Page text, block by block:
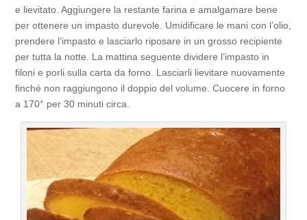
e lievitato. Aggiungere la restante farina e amalgamare bene
per ottenere un impasto durevole. Umidificare le mani con l’olio,
prendere l’impasto e lasciarlo riposare in un grosso recipiente
per tutta la notte. La mattina seguente dividere l’impasto in
filoni e porli sulla carta da forno. Lasciarli lievitare nuovamente
finché non raggiungono il doppio del volume. Cuocere in forno
a 170° per 30 minuti circa.